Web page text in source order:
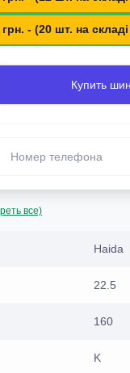
- (20 шт. на складі
Купить
все)
Haida
22.5
160
K